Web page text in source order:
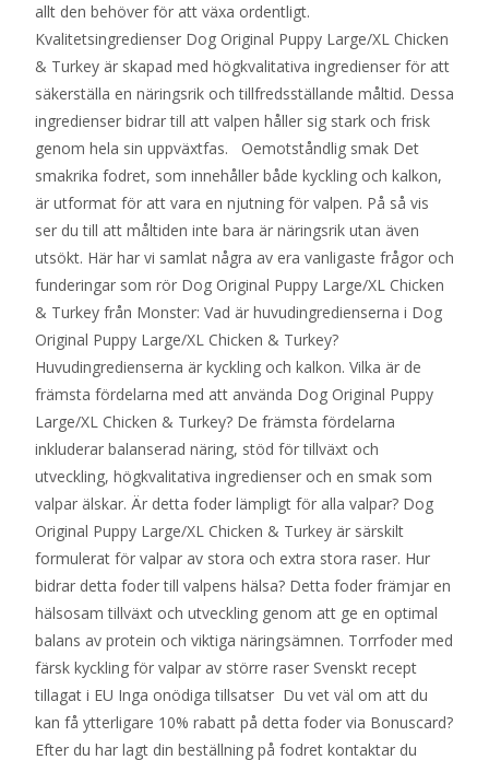
allt den behöver för att växa ordentligt.
Kvalitetsingredienser Dog Original Puppy Large/XL Chicken
& Turkey är skapad med högkvalitativa ingredienser för att
säkerställa en näringsrik och tillfredsställande måltid. Dessa
ingredienser bidrar till att valpen håller sig stark och frisk
genom hela sin uppväxtfas. Oemotståndlig smak Det
smakrika fodret, som innehåller både kyckling och kalkon,
är utformat för att vara en njutning för valpen. På så vis
ser du till att måltiden inte bara är näringsrik utan även
utsökt. Här har vi samlat några av era vanligaste frågor och
funderingar som rör Dog Original Puppy Large/XL Chicken
& Turkey från Monster: Vad är huvudingredienserna i Dog
Original Puppy Large/XL Chicken & Turkey?
Huvudingredienserna är kyckling och kalkon. Vilka är de
främsta fördelarna med att använda Dog Original Puppy
Large/XL Chicken & Turkey? De främsta fördelarna
inkluderar balanserad näring, stöd för tillväxt och
utveckling, högkvalitativa ingredienser och en smak som
valpar älskar. Är detta foder lämpligt för alla valpar? Dog
Original Puppy Large/XL Chicken & Turkey är särskilt
formulerat för valpar av stora och extra stora raser. Hur
bidrar detta foder till valpens hälsa? Detta foder främjar en
hälsosam tillväxt och utveckling genom att ge en optimal
balans av protein och viktiga näringsämnen. Torrfoder med
färsk kyckling för valpar av större raser Svenskt recept
tillagat i EU Inga onödiga tillsatser Du vet väl om att du
kan få ytterligare 10% rabatt på detta foder via Bonuscard?
Efter du har lagt din beställning på fodret kontaktar du